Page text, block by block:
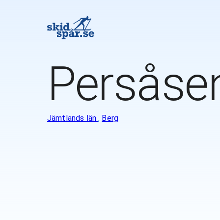
Jämtlands län, Berg